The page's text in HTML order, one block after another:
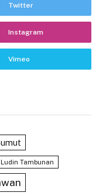
Twitter
Instagram
Vimeo
Ludin Tambunan